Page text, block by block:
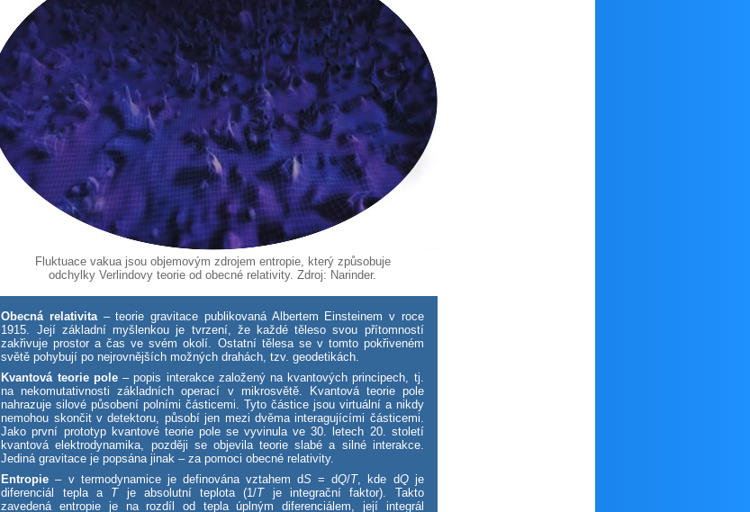
Fluktuace vakua jsou objemovým zdrojem entropie, který způsobuje
odchylky Verlindovy teorie od obecné relativity. Zdroj: Narinder.
Obecná relativita– teorie gravitace publikovaná Albertem Einsteinem v roce
1915. Její základní myšlenkou je tvrzení, že každé těleso svou přítomností
zakřivuje prostor a čas ve svém okolí. Ostatní tělesa se v tomto pokřiveném
světě pohybují po nejrovnějších možných drahách, tzv. geodetikách.
Kvantová teorie pole– popis interakce založený na kvantových principech, tj.
na nekomutativnosti základních operací v mikrosvětě. Kvantová teorie pole
nahrazuje silové působení polními částicemi. Tyto částice jsou virtuální a nikdy
nemohou skončit v detektoru, působí jen mezi dvěma interagujícími částicemi.
Jako první prototyp kvantové teorie pole se vyvinula ve 30. letech 20. století
kvantová elektrodynamika, později se objevila teorie slabé a silné interakce.
Jediná gravitace je popsána jinak – za pomoci obecné relativity.
Entropie – v termodynamice je definována vztahem dS = dQ/T, kde dQje
diferenciál tepla a Tje absolutní teplota (1/Tje integrační faktor). Takto
zavedená entropie je na rozdíl od tepla úplným diferenciálem, její integrál